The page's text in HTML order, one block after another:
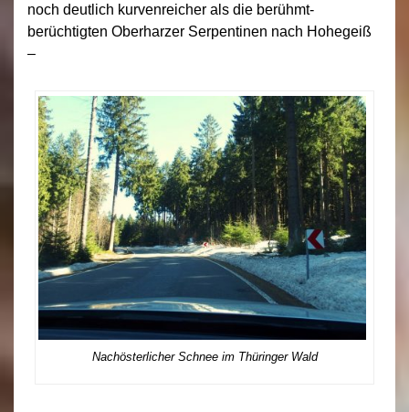
noch deutlich kurvenreicher als die berühmt-
berüchtigten Oberharzer Serpentinen nach Hohegeiß
–
Nachösterlicher Schnee im Thüringer Wald